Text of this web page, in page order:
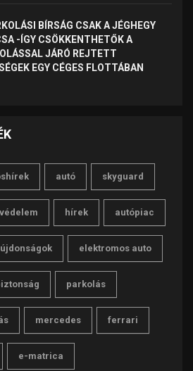
BÍRSÁG CSAK A JÉGHEGY
-ÍGY CSÖKKENTHETŐK A
JÁRÓ REJTETT
EGY CÉGES FLOTTÁBAN
autó skyguard
hírek autópiac
újdonságok elektromos auto
parkolás
mercedes ferrari
e-matrica